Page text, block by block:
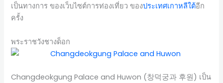
เป็นทางการ ของเว็บไซต์การท่องเที่ยว ของประเทศเกาหลีใต้อีก
ครั้ง
พระราชวังชางด็อก
Changdeokgung Palace and Huwon (창덕궁과 후원) เป็น